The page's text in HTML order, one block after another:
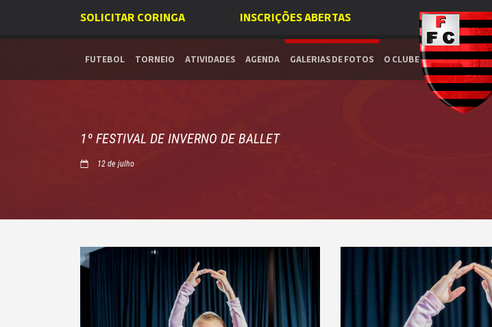
SOLICITAR CORINGA INSCRIÇÕES ABERTAS
FUTEBOL TORNEIO ATIVIDADES AGENDA GALERIAS DE FOTOS O CLUBE
1º FESTIVAL DE INVERNO DE BALLET
12 de julho